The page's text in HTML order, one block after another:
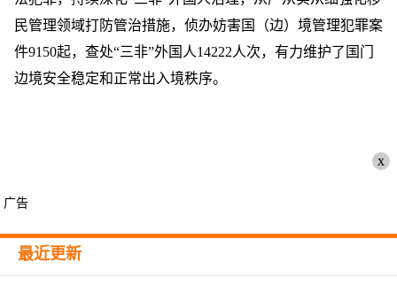
民管理领域打防管治措施，侦办妨害国（边）境管理犯罪案
件9150起，查处“三非”外国人14222人次，有力维护了国门
边境安全稳定和正常出入境秩序。
x
广告
最近更新